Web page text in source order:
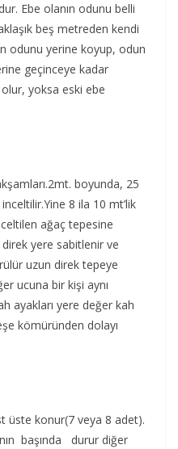
Ebe olanın odunu belli
beş metreden kendi
odunu yerine koyup, odun
geçinceye kadar
yoksa eski ebe
boyunda, 25
8 ila 10 mt’lik
ağaç tepesine
yere sabitlenir ve
uzun direk tepeye
ucuna bir kişi aynı
ayakları yere değer kah
kömüründen dolayı
üste konur(7 veya 8 adet).
başında durur diğer